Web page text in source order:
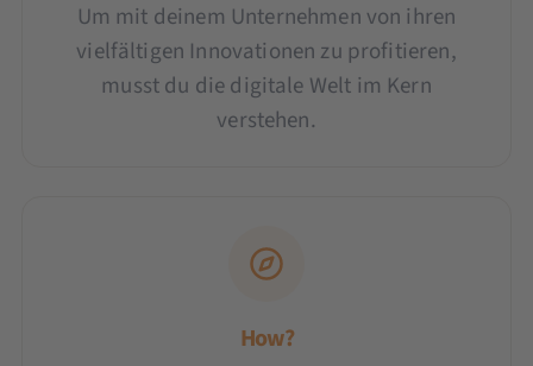
Um mit deinem Unternehmen von ihren
vielfältigen Innovationen zu profitieren,
musst du die digitale Welt im Kern
verstehen.
How?